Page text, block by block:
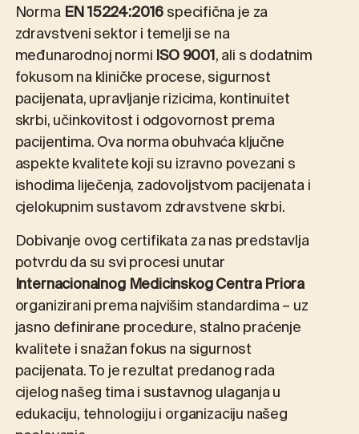
NormaEN 15224:2016specifična je za
zdravstveni sektor i temelji se na
međunarodnoj normiISO 9001, ali s dodatnim
fokusom na kliničke procese, sigurnost
pacijenata, upravljanje rizicima, kontinuitet
skrbi, učinkovitost i odgovornost prema
pacijentima. Ova norma obuhvaća ključne
aspekte kvalitete koji su izravno povezani s
ishodima liječenja, zadovoljstvom pacijenata i
cjelokupnim sustavom zdravstvene skrbi.
Dobivanje ovog certifikata za nas predstavlja
potvrdu da su svi procesi unutar
Internacionalnog Medicinskog Centra Priora
organizirani premanajvišim standardima– uz
jasno definirane procedure, stalno praćenje
kvalitete i snažan fokus na sigurnost
pacijenata. To je rezultat predanog rada
cijelog našeg tima i sustavnog ulaganja u
edukaciju, tehnologiju i organizaciju našeg